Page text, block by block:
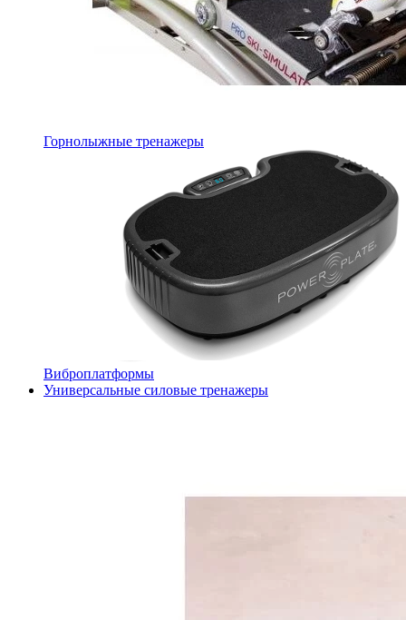
Горнолыжные тренажеры
Виброплатформы
Универсальные силовые тренажеры